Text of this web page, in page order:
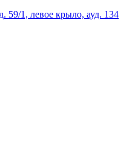
59/1, левое крыло, ауд. 134